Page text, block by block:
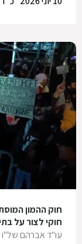
חוק ההמון
חוקי לצור על
עו"ד אברהם של"ו